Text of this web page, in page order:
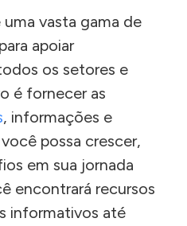
vasta gama de
apoiar
os setores e
é fornecer as
, informações e
possa crescer,
em sua jornada
encontrará recursos
informativos até